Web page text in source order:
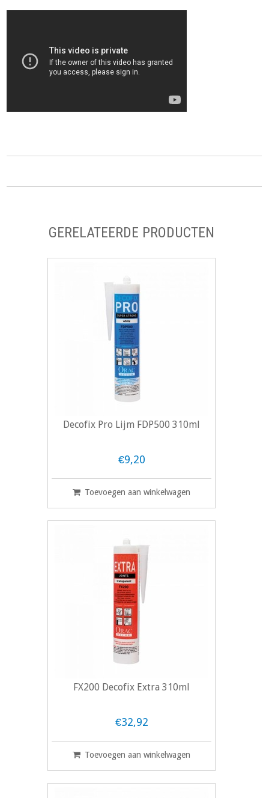
GERELATEERDE PRODUCTEN
Decofix Pro Lijm FDP500 310ml
€9,20
Toevoegen aan winkelwagen
FX200 Decofix Extra 310ml
€32,92
Toevoegen aan winkelwagen